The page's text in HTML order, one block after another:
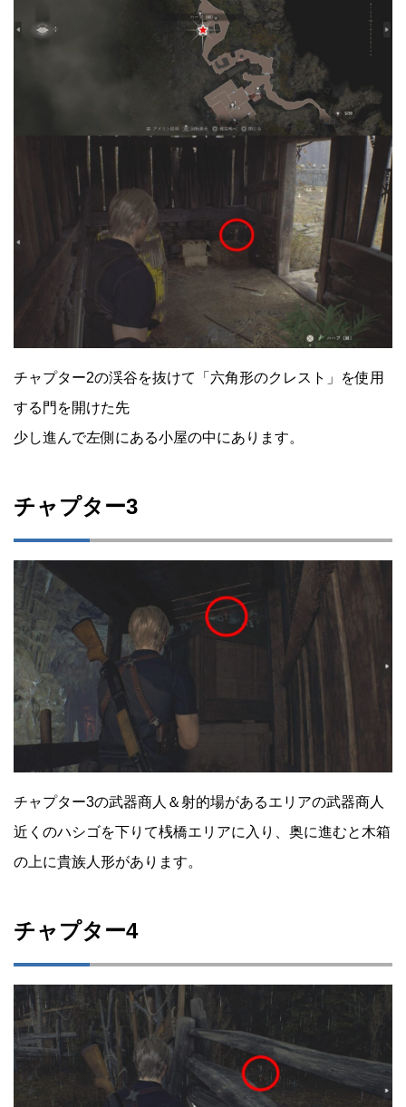
チャプター2の渓谷を抜けて「六角形のクレスト」を使用
する門を開けた先
少し進んで左側にある小屋の中にあります。
チャプター3
チャプター3の武器商人＆射的場があるエリアの武器商人
近くのハシゴを下りて桟橋エリアに入り、奥に進むと木箱
の上に貴族人形があります。
チャプター4